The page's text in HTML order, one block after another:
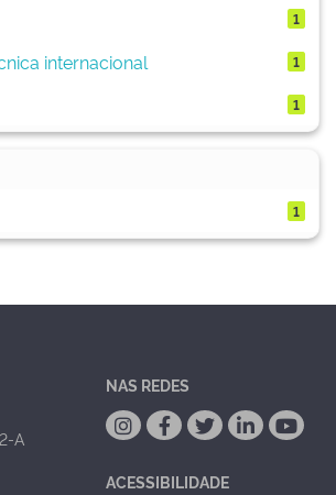
1
internacional 1
1
1
A
NAS REDES
ACESSIBILIDADE